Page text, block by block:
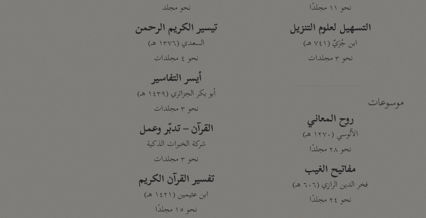
نحو ١١ مجلدًا
التسهيل لعلوم التنزيل
ابن جُزَيّ (٧٤١ هـ)
نحو ٣ مجلدات
موسوعات
روح المعاني
الآلوسي (١٢٧٠ هـ)
نحو ٢٨ مجلدًا
مفاتيح الغيب
فخر الدين الرازي (٦٠٦ هـ)
نحو ٢٤ مجلدًا
نحو مجلد
تيسير الكريم الرحمن
السعدي (١٣٧٦ هـ)
نحو ٤ مجلدات
أيسر التفاسير
أبو بكر الجزائري (١٤٣٩ هـ)
نحو ٣ مجلدات
القرآن – تدبّر وعمل
شركة الخبرات الذكية
نحو ٣ مجلدات
تفسير القرآن الكريم
ابن عثيمين (١٤٢١ هـ)
نحو ١٥ مجلدًا